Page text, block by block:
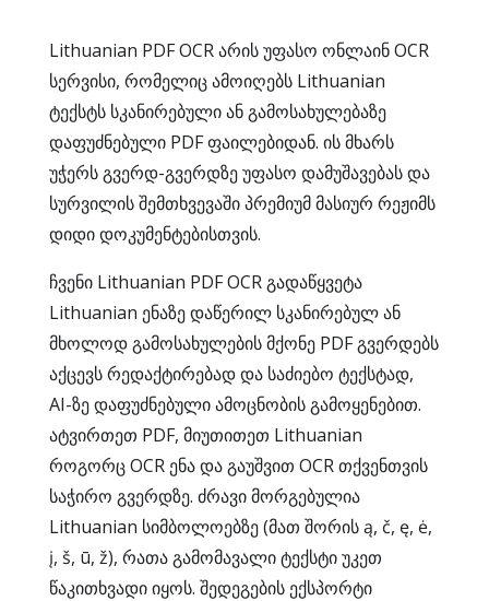
Lithuanian PDF OCR არის უფასო ონლაინ OCR
სერვისი, რომელიც ამოიღებს Lithuanian
ტექსტს სკანირებული ან გამოსახულებაზე
დაფუძნებული PDF ფაილებიდან. ის მხარს
უჭერს გვერდ-გვერდზე უფასო დამუშავებას და
სურვილის შემთხვევაში პრემიუმ მასიურ რეჟიმს
დიდი დოკუმენტებისთვის.
ჩვენი Lithuanian PDF OCR გადაწყვეტა
Lithuanian ენაზე დაწერილ სკანირებულ ან
მხოლოდ გამოსახულების მქონე PDF გვერდებს
აქცევს რედაქტირებად და საძიებო ტექსტად,
AI-ზე დაფუძნებული ამოცნობის გამოყენებით.
ატვირთეთ PDF, მიუთითეთ Lithuanian
როგორც OCR ენა და გაუშვით OCR თქვენთვის
საჭირო გვერდზე. ძრავი მორგებულია
Lithuanian სიმბოლოებზე (მათ შორის ą, č, ę, ė,
į, š, ū, ž), რათა გამომავალი ტექსტი უკეთ
წაკითხვადი იყოს. შედეგების ექსპორტი